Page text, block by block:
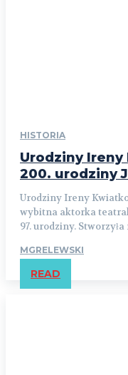
HISTORIA
Urodziny Ireny
200. urodziny
Urodziny Ireny
wybitna aktorka
97. urodziny.
MGRELEWSKI
READ